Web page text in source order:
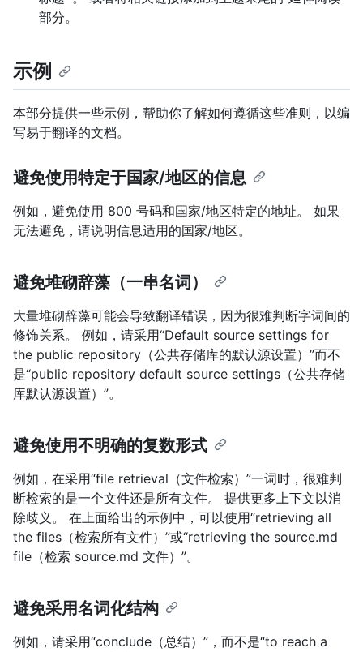
部分。
示例
本部分提供一些示例，帮助你了解如何遵循这些准则，以编
写易于翻译的文档。
避免使用特定于国家/地区的信息
例如，避免使用 800 号码和国家/地区特定的地址。 如果
无法避免，请说明信息适用的国家/地区。
避免堆砌辞藻（一串名词）
大量堆砌辞藻可能会导致翻译错误，因为很难判断字词间的
修饰关系。 例如，请采用“Default source settings for
the public repository（公共存储库的默认源设置）”而不
是“public repository default source settings（公共存储
库默认源设置）”。
避免使用不明确的复数形式
例如，在采用“file retrieval（文件检索）”一词时，很难判
断检索的是一个文件还是所有文件。 提供更多上下文以消
除歧义。 在上面给出的示例中，可以使用“retrieving all
the files（检索所有文件）”或“retrieving the source.md
file（检索 source.md 文件）”。
避免采用名词化结构
例如，请采用“conclude（总结）”，而不是“to reach a